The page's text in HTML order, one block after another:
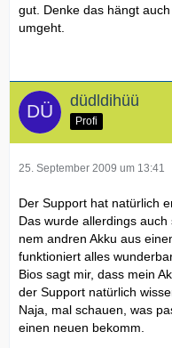
gut. Denke das hängt
umgeht.
düdldihüü
Profi
25. September 2009 um 13:41
Der Support hat natürlich
Das wurde allerdings
nem andren Akku aus
funktioniert alles
Bios sagt mir, dass mein
der Support natürlich
Naja, mal schauen, was
einen neuen bekomm.